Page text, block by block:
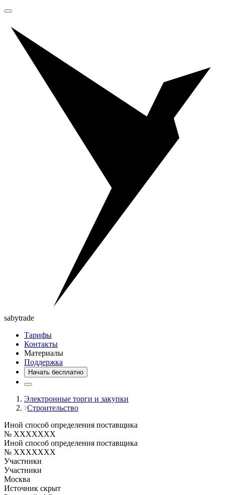
sabytrade
Тарифы
Контакты
Материалы
Поддержка
Начать бесплатно
Электронные торги и закупки
Строительство
Иной способ определения поставщика
№ XXXXXXX
Иной способ определения поставщика
№ XXXXXXX
Участники
Участники
Москва
Источник скрыт